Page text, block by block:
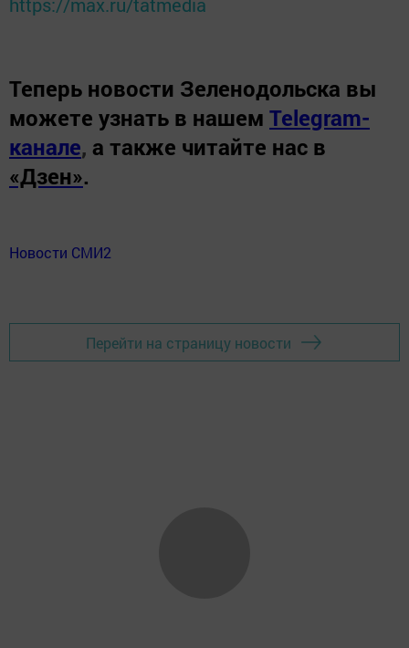
https://max.ru/tatmedia
Теперь новости Зеленодольска вы
можете узнать в нашем Telegram-
канале, а также читайте нас в
«Дзен».
Новости СМИ2
Перейти на страницу новости